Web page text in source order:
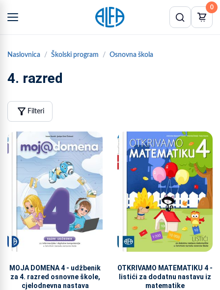
0
Naslovnica Školski program Osnovna škola
4. razred
filter_alt Filteri
MOJA DOMENA 4 - udžbenik
za 4. razred osnovne škole,
cjelodnevna nastava
OTKRIVAMO MATEMATIKU 4 -
listići za dodatnu nastavu iz
matematike